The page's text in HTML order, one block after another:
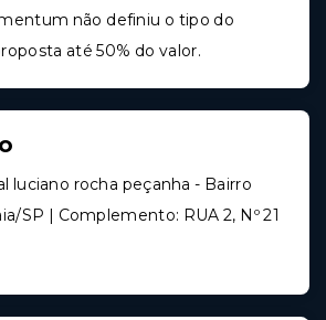
não definiu o tipo do
até 50% do valor.
luciano rocha peçanha - Bairro
SP | Complemento: RUA 2, Nº 21